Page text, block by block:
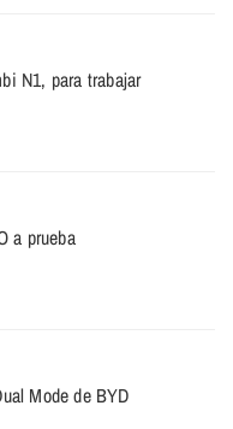
N1, para trabajar
a prueba
Mode de BYD